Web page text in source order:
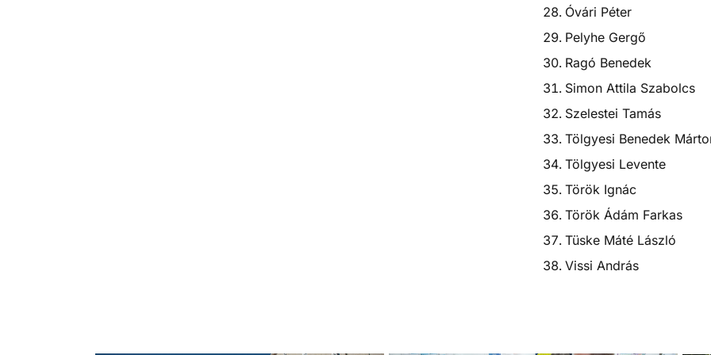
Óvári Péter
Pelyhe Gergő
Ragó Benedek
Simon Attila Szabolcs
Szelestei Tamás
Tölgyesi Benedek
Tölgyesi Levente
Török Ignác
Török Ádám Farkas
Tüske Máté László
Vissi András